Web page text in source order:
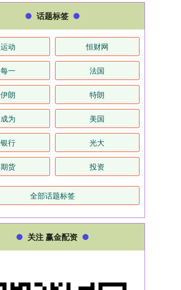
话题标签
运动 恒财网
每一 法国
伊朗 特朗
成为 美国
银行 光大
期货 投资
全部话题标签
关注 赢金配资